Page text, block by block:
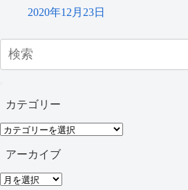
2020年12月23日
カテゴリー
カ
テ
リ
アーカイブ
ア